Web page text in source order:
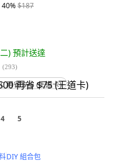
40%$187
) 預計送達
(293)
再省 $75 (王道卡)
4 5
DIY 組合包